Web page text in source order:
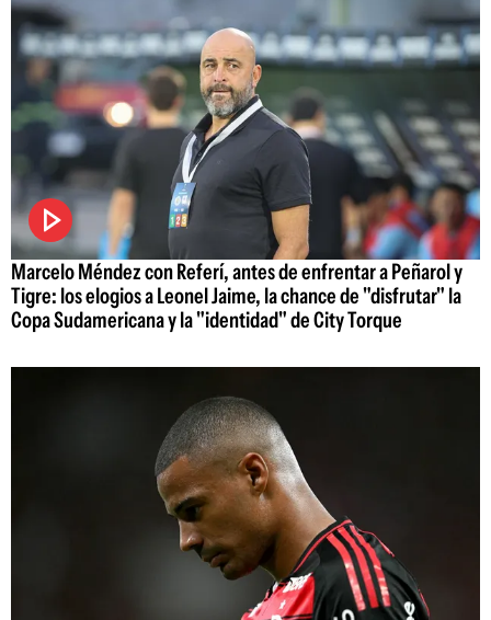
Marcelo Méndez con Referí, antes de enfrentar a Peñarol y
Tigre: los elogios a Leonel Jaime, la chance de "disfrutar" la
Copa Sudamericana y la "identidad" de City Torque